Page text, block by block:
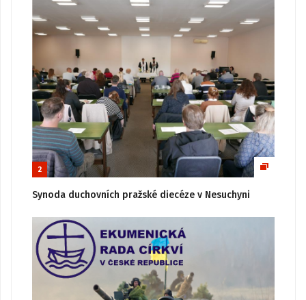
2
Synoda duchovních pražské diecéze v Nesuchyni